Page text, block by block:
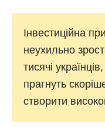
Інвестиційна
неухильно
тисячі
прагнуть
створити